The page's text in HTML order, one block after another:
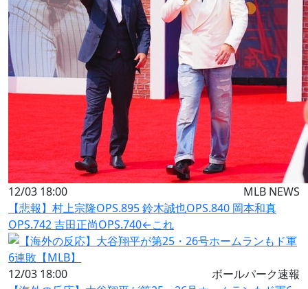
12/03 18:00
MLB NEWS
【悲報】村上宗隆OPS.895 鈴木誠也OPS.840 岡本和真
OPS.742 吉田正尚OPS.740←これ
12/03 18:00
ボールパーク速報